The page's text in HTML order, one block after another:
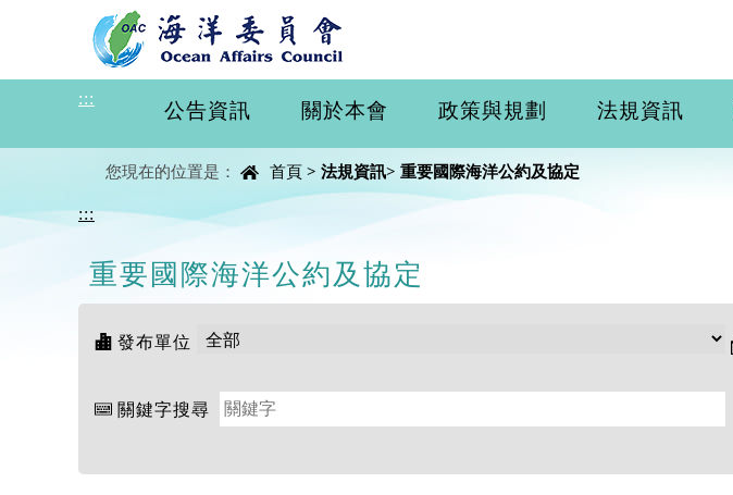
進入內容區塊
:::
公告資訊 關於本會 政策與規劃 法規資訊
您現在的位置是： 首頁 > 法規資訊> 重要國際海洋公約及協定
:::
重要國際海洋公約及協定
中央內容區塊
發布單位
關鍵字搜尋